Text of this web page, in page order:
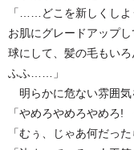
「……どこを新しくしよ
お肌にグレードアップ
球にして、髪の毛もい
ふふ……」
明らかに危ない雰囲気
「やめろやめろやめろ!
「むぅ、じゃあ何だっ